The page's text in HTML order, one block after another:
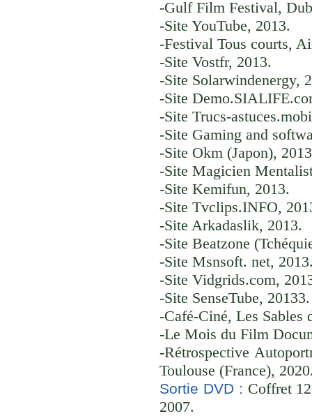
-Gulf Film Festival,
-Site YouTube, 2013.
-Festival Tous courts,
-Site Vostfr, 2013.
-Site Solarwindenergy,
-Site
-Site Trucs-
-Site Gaming and
-Site Okm (Japon),
-Site Magicien
-Site Kemifun, 2013.
-Site Tvclips.INFO,
-Site Arkadaslik, 2013.
-Site Beatzone
-Site Msnsoft. net,
-Site Vidgrids.com,
-Site SenseTube, 20133.
-Café-Ciné, Les Sables
-Le Mois du Film
-Rétrospective
Toulouse (France),
Sortie DVD : Coffret
2007.